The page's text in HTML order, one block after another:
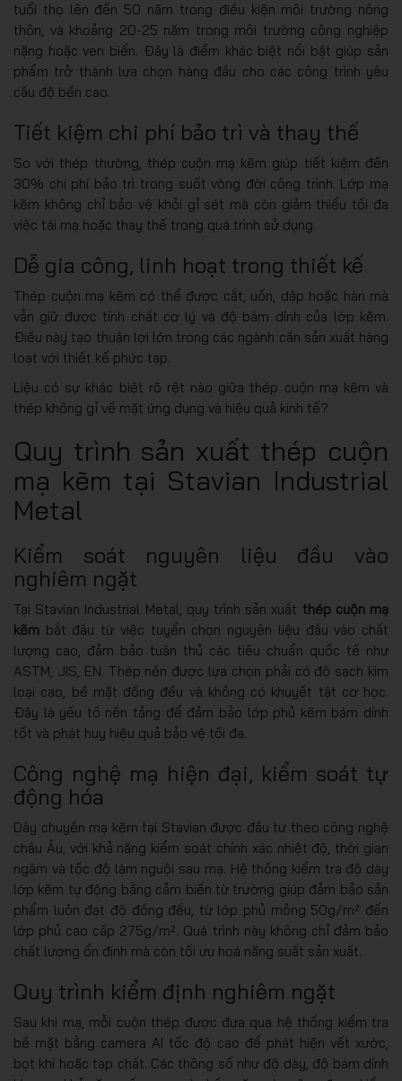
tuổi thọ lên đến 50 năm trong điều kiện môi trường nông
thôn, và khoảng 20-25 năm trong môi trường công nghiệp
nặng hoặc ven biển. Đây là điểm khác biệt nổi bật giúp sản
phẩm trở thành lựa chọn hàng đầu cho các công trình yêu
cầu độ bền cao.
Tiết kiệm chi phí bảo trì và thay thế
So với thép thường, thép cuộn mạ kẽm giúp tiết kiệm đến
30% chi phí bảo trì trong suốt vòng đời công trình. Lớp mạ
kẽm không chỉ bảo vệ khỏi gỉ sét mà còn giảm thiểu tối đa
việc tái mạ hoặc thay thế trong quá trình sử dụng.
Dễ gia công, linh hoạt trong thiết kế
Thép cuộn mạ kẽm có thể được cắt, uốn, dập hoặc hàn mà
vẫn giữ được tính chất cơ lý và độ bám dính của lớp kẽm.
Điều này tạo thuận lợi lớn trong các ngành cần sản xuất hàng
loạt với thiết kế phức tạp.
Liệu có sự khác biệt rõ rệt nào giữa thép cuộn mạ kẽm và
thép không gỉ về mặt ứng dụng và hiệu quả kinh tế?
Quy trình sản xuất thép cuộn
mạ kẽm tại Stavian Industrial
Metal
Kiểm soát nguyên liệu đầu vào
nghiêm ngặt
Tại Stavian Industrial Metal, quy trình sản xuất thép cuộn mạ
kẽm bắt đầu từ việc tuyển chọn nguyên liệu đầu vào chất
lượng cao, đảm bảo tuân thủ các tiêu chuẩn quốc tế như
ASTM, JIS, EN. Thép nền được lựa chọn phải có độ sạch kim
loại cao, bề mặt đồng đều và không có khuyết tật cơ học.
Đây là yếu tố nền tảng để đảm bảo lớp phủ kẽm bám dính
tốt và phát huy hiệu quả bảo vệ tối đa.
Công nghệ mạ hiện đại, kiểm soát tự
động hóa
Dây chuyền mạ kẽm tại Stavian được đầu tư theo công nghệ
châu Âu, với khả năng kiểm soát chính xác nhiệt độ, thời gian
ngâm và tốc độ làm nguội sau mạ. Hệ thống kiểm tra độ dày
lớp kẽm tự động bằng cảm biến từ trường giúp đảm bảo sản
phẩm luôn đạt độ đồng đều, từ lớp phủ mỏng 50g/m² đến
lớp phủ cao cấp 275g/m². Quá trình này không chỉ đảm bảo
chất lượng ổn định mà còn tối ưu hoá năng suất sản xuất.
Quy trình kiểm định nghiêm ngặt
Sau khi mạ, mỗi cuộn thép được đưa qua hệ thống kiểm tra
bề mặt bằng camera AI tốc độ cao để phát hiện vết xước,
bọt khí hoặc tạp chất. Các thông số như độ dày, độ bám dính